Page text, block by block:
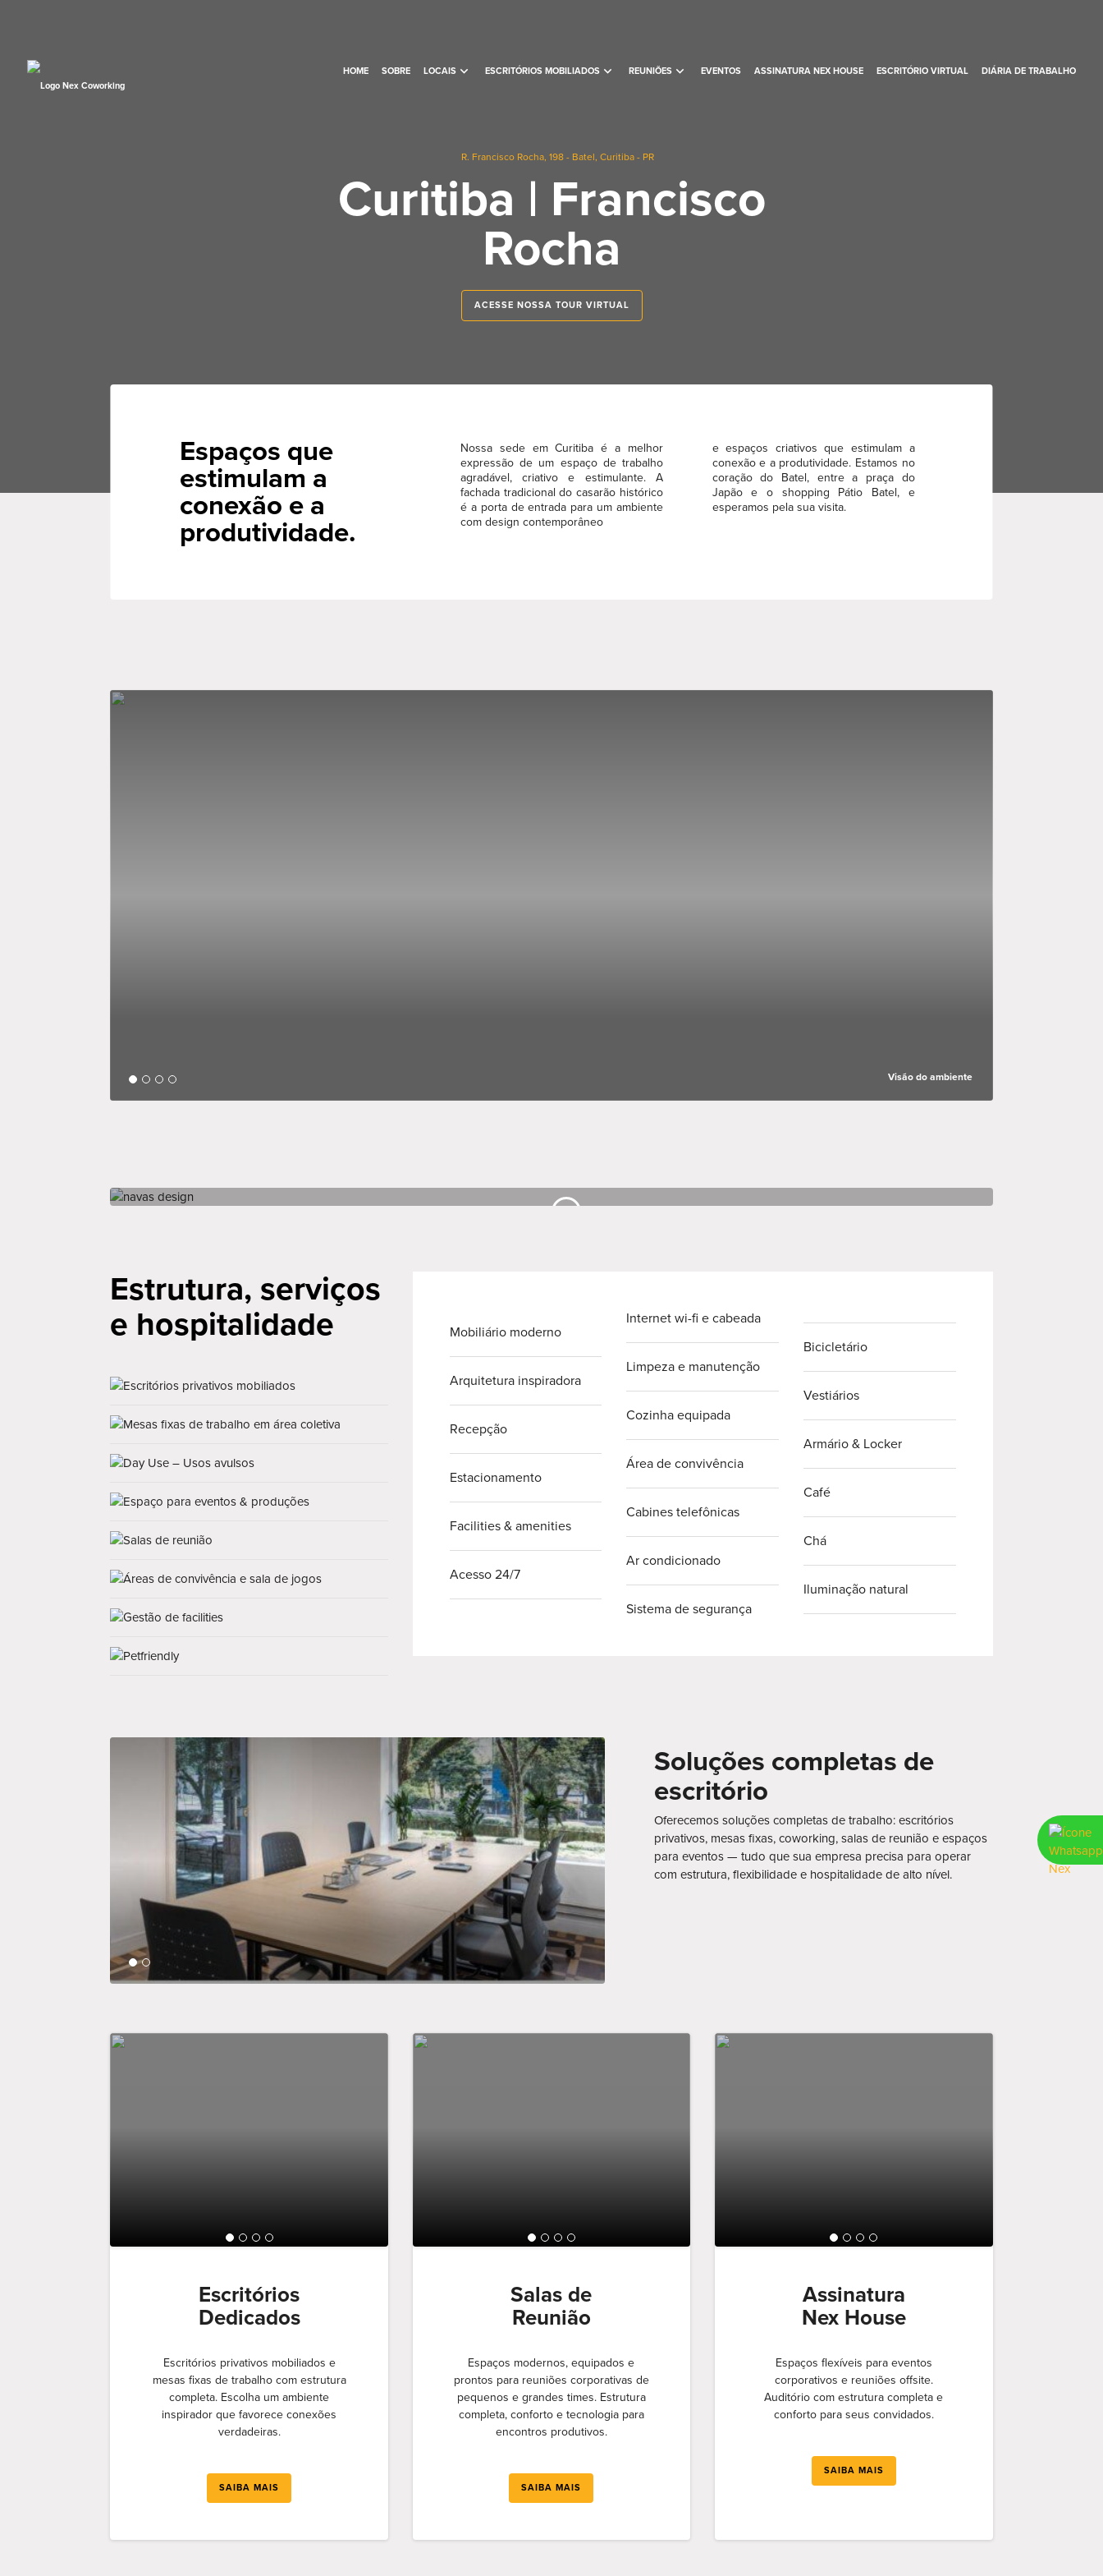
HOME SOBRE LOCAIS expand_more ESCRITÓRIOS MOBILIADOS expand_more REUNIÕES expand_more EVENTOS ASSINATURA NEX HOUSE ESCRITÓRIO VIRTUAL DIÁRIA DE TRABALHO
R. Francisco Rocha, 198 - Batel, Curitiba - PR
Curitiba | Francisco
Rocha
ACESSE NOSSA TOUR VIRTUAL
Espaços que
estimulam a
conexão e a
produtividade.
Nossa sede em Curitiba é a melhor
expressão de um espaço de trabalho
agradável, criativo e estimulante. A
fachada tradicional do casarão histórico
é a porta de entrada para um ambiente
com design contemporâneo
e espaços criativos que estimulam a
conexão e a produtividade. Estamos no
coração do Batel, entre a praça do
Japão e o shopping Pátio Batel, e
esperamos pela sua visita.
Visão do ambiente
Estrutura, serviços
e hospitalidade
Escritórios privativos mobiliados
Mesas fixas de trabalho em área coletiva
Day Use – Usos avulsos
Espaço para eventos & produções
Salas de reunião
Áreas de convivência e sala de jogos
Gestão de facilities
Petfriendly
Mobiliário moderno
Arquitetura inspiradora
Recepção
Estacionamento
Facilities & amenities
Acesso 24/7
Internet wi-fi e cabeada
Limpeza e manutenção
Cozinha equipada
Área de convivência
Cabines telefônicas
Ar condicionado
Sistema de segurança
Bicicletário
Vestiários
Armário & Locker
Café
Chá
Iluminação natural
Soluções completas de
escritório
Oferecemos soluções completas de trabalho: escritórios
privativos, mesas fixas, coworking, salas de reunião e espaços
para eventos — tudo que sua empresa precisa para operar
com estrutura, flexibilidade e hospitalidade de alto nível.
Escritórios
Dedicados
Escritórios privativos mobiliados e
mesas fixas de trabalho com estrutura
completa. Escolha um ambiente
inspirador que favorece conexões
verdadeiras.
SAIBA MAIS
Salas de
Reunião
Espaços modernos, equipados e
prontos para reuniões corporativas de
pequenos e grandes times. Estrutura
completa, conforto e tecnologia para
encontros produtivos.
SAIBA MAIS
Assinatura
Nex House
Espaços flexíveis para eventos
corporativos e reuniões offsite.
Auditório com estrutura completa e
conforto para seus convidados.
SAIBA MAIS